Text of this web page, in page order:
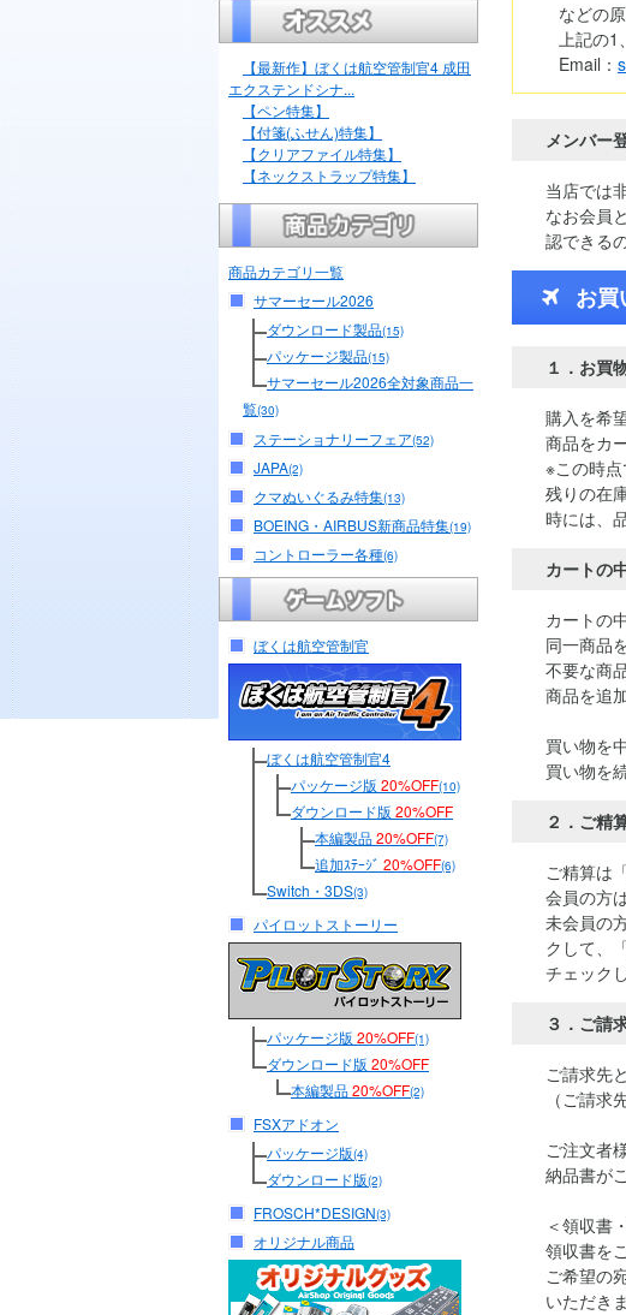
【最新作】ぼくは航空管制官4 成田
エクステンドシナ...
【ペン特集】
【付箋(ふせん)特集】
【クリアファイル特集】
【ネックストラップ特集】
商品カテゴリ一覧
サマーセール2026
ダウンロード製品(15)
パッケージ製品(15)
サマーセール2026全対象商品一
覧(30)
ステーショナリーフェア(52)
JAPA(2)
クマぬいぐるみ特集(13)
BOEING・AIRBUS新商品特集(19)
コントローラー各種(6)
ぼくは航空管制官
ぼくは航空管制官4
パッケージ版 20%OFF(10)
ダウンロード版 20%OFF
本編製品20%OFF(7)
追加ｽﾃｰｼﾞ 20%OFF(6)
Switch・3DS(3)
パイロットストーリー
パッケージ版 20%OFF(1)
ダウンロード版 20%OFF
本編製品20%OFF(2)
FSXアドオン
パッケージ版(4)
ダウンロード版(2)
FROSCH*DESIGN(3)
オリジナル商品
などの
上記の1
Email：
メンバー
当店では
なお会員
認できる
お買
１．お買
購入を希
商品をカ
※この時
残りの在
時には、
カートの
カートの
同一商品
不要な商
商品を追
買い物を
買い物を
２．ご精
ご精算は
会員の方
未会員の
クして、
チェック
３．ご請
ご請求先
（ご請
ご注文者
納品書が
＜領収書
領収書を
ご希望の
いただき